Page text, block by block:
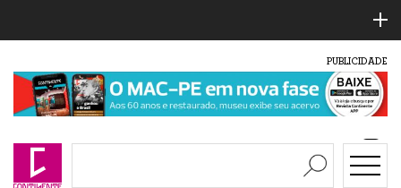
PUBLICIDADE